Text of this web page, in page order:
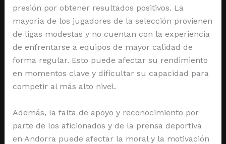
presión por obtener resultados positivos. La
mayoría de los jugadores de la selección provienen
de ligas modestas y no cuentan con la experiencia
de enfrentarse a equipos de mayor calidad de
forma regular. Esto puede afectar su rendimiento
en momentos clave y dificultar su capacidad para
competir al más alto nivel.
Además, la falta de apoyo y reconocimiento por
parte de los aficionados y de la prensa deportiva
en Andorra puede afectar la moral y la motivación